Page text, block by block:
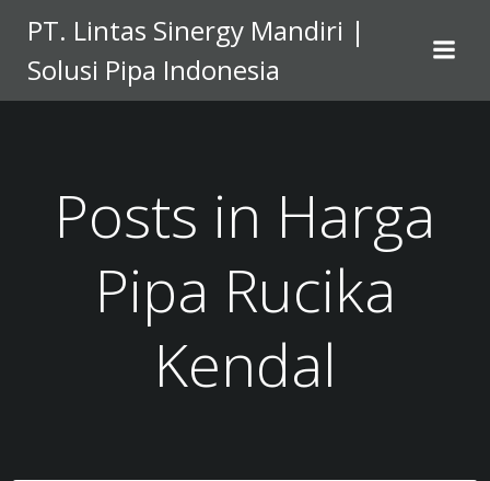
to
content
PT. Lintas Sinergy Mandiri |
Solusi Pipa Indonesia
Posts in Harga
Pipa Rucika
Kendal